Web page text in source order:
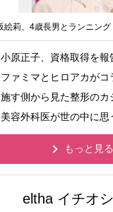
絵莉、4歳長男とランニング
小原正子、資格取得を報
ファミマとヒロアカがコ
施す側から見た整形のカ
美容外科医が世の中に思
もっと見る